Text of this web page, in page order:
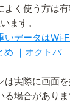
よく使う方は
ます。
いデータはWi-
め ｜オクトバ
は実際に画面
る場合があり